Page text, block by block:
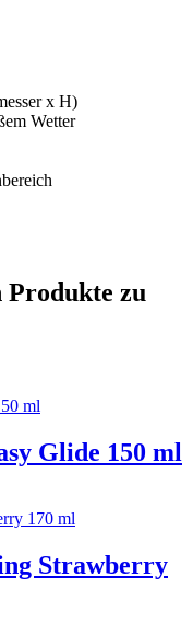
x H)
Wetter
Produkte zu
Glide 150 ml
Strawberry